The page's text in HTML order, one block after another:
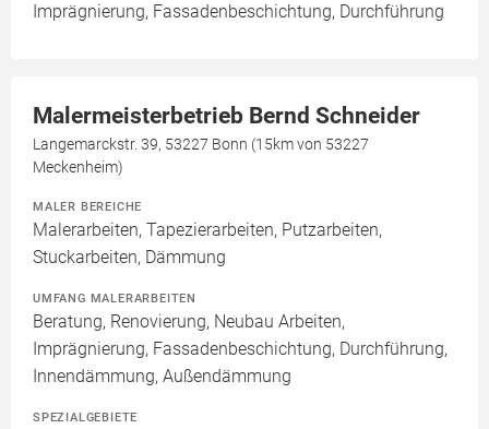
Imprägnierung, Fassadenbeschichtung, Durchführung
Malermeisterbetrieb Bernd Schneider
Langemarckstr. 39, 53227 Bonn (15km von 53227
Meckenheim)
MALER BEREICHE
Malerarbeiten, Tapezierarbeiten, Putzarbeiten,
Stuckarbeiten, Dämmung
UMFANG MALERARBEITEN
Beratung, Renovierung, Neubau Arbeiten,
Imprägnierung, Fassadenbeschichtung, Durchführung,
Innendämmung, Außendämmung
SPEZIALGEBIETE